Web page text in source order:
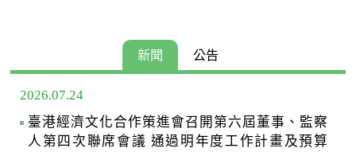
新聞 公告
2026.07.24
臺港經濟文化合作策進會召開第六屆董事、監察
人第四次聯席會議 通過明年度工作計畫及預算